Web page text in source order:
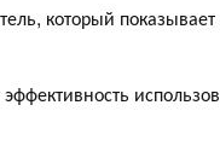
который